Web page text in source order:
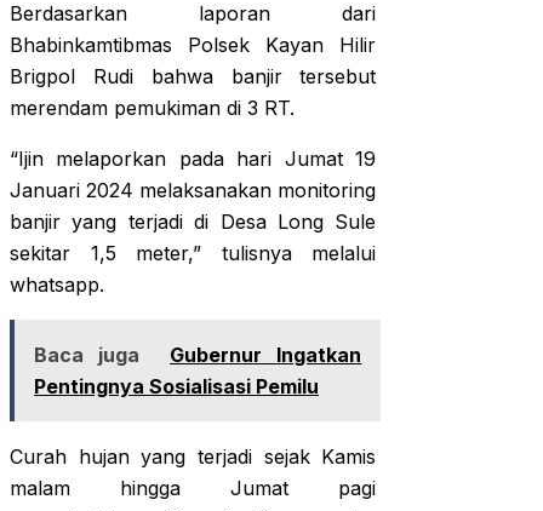
Berdasarkan laporan dari
Bhabinkamtibmas Polsek Kayan Hilir
Brigpol Rudi bahwa banjir tersebut
merendam pemukiman di 3 RT.
“Ijin melaporkan pada hari Jumat 19
Januari 2024 melaksanakan monitoring
banjir yang terjadi di Desa Long Sule
sekitar 1,5 meter,” tulisnya melalui
whatsapp.
Baca juga
Gubernur Ingatkan
Pentingnya Sosialisasi Pemilu
Curah hujan yang terjadi sejak Kamis
malam hingga Jumat pagi